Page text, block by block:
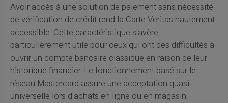
Avoir accès à une solution de paiement sans nécessité
de vérification de crédit rend la Carte Veritas hautement
accessible. Cette caractéristique s'avère
particulièrement utile pour ceux qui ont des difficultés à
ouvrir un compte bancaire classique en raison de leur
historique financier. Le fonctionnement basé sur le
réseau Mastercard assure une acceptation quasi
universelle lors d'achats en ligne ou en magasin.